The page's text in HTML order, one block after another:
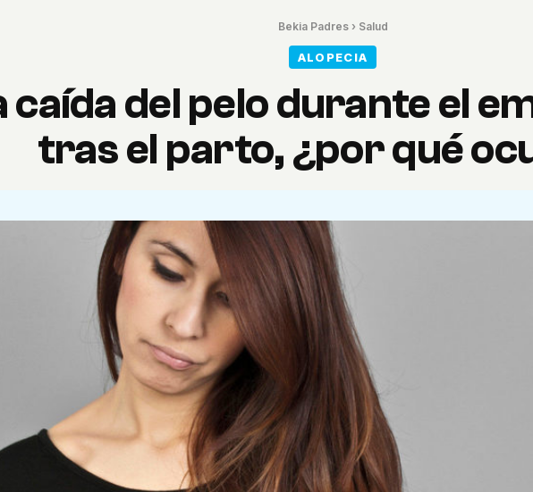
Bekia Padres› Salud
ALOPECIA
caída del pelo durante el
tras el parto, ¿por qué